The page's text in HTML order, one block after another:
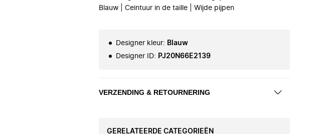
Blauw | Ceintuur in de taille | Wijde pijpen
Designer kleur: Blauw
Designer ID: PJ20N66E2139
VERZENDING & RETOURNERING
GERELATEERDE CATEGORIEËN